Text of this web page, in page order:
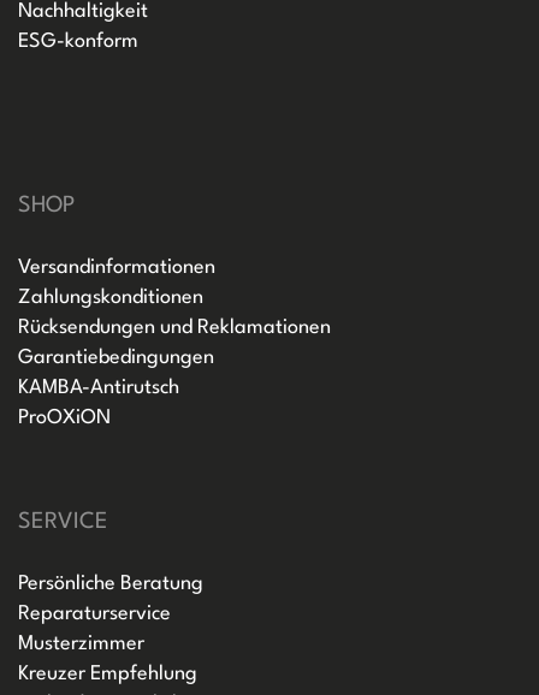
Nachhaltigkeit
ESG-konform
SHOP
Versandinformationen
Zahlungskonditionen
Rücksendungen und Reklamationen
Garantiebedingungen
KAMBA-Antirutsch
ProOXiON
SERVICE
Persönliche Beratung
Reparaturservice
Musterzimmer
Kreuzer Empfehlung